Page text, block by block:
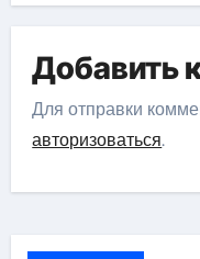
Добавить
Для отправки
авторизоваться.